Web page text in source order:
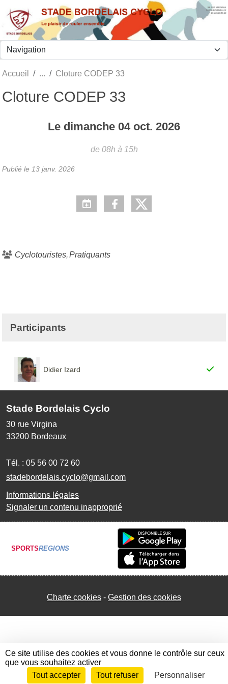
Accueil Cloture CODEP 33
Cloture CODEP 33
Le dimanche 04 oct. 2026
de 08h à 15h
Publié le 13 janv. 2026
Cyclotouristes Pratiquants
Participants
Didier Izard
Stade Bordelais Cyclo
30 rue Virgina
33200 Bordeaux
Tél. : 05 56 00 72 60
stadebordelais.cyclo@gmail.com
Informations légales
Signaler un contenu inapproprié
SPORTSREGIONS
Charte cookies Gestion des cookies
Envie de participer ? Connexion
Panneau de gestion des cookies
Ce site utilise des cookies et vous donne le contrôle sur ceux
que vous souhaitez activer
Tout accepter
Tout refuser Personnaliser